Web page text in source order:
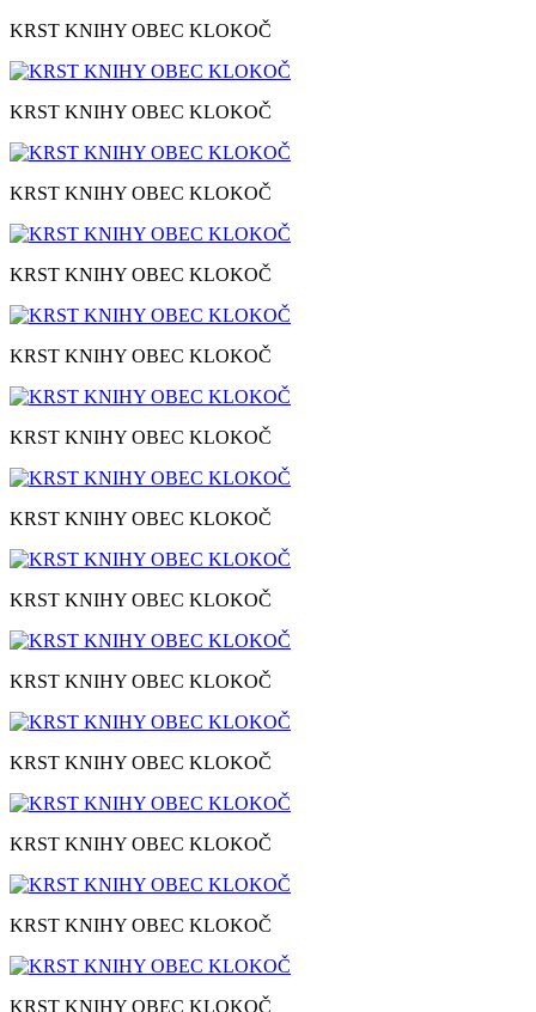
KRST KNIHY OBEC KLOKOČ
KRST KNIHY OBEC KLOKOČ
KRST KNIHY OBEC KLOKOČ
KRST KNIHY OBEC KLOKOČ
KRST KNIHY OBEC KLOKOČ
KRST KNIHY OBEC KLOKOČ
KRST KNIHY OBEC KLOKOČ
KRST KNIHY OBEC KLOKOČ
KRST KNIHY OBEC KLOKOČ
KRST KNIHY OBEC KLOKOČ
KRST KNIHY OBEC KLOKOČ
KRST KNIHY OBEC KLOKOČ
KRST KNIHY OBEC KLOKOČ